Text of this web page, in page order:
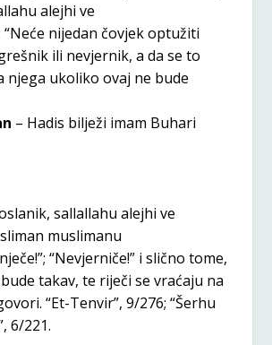
alejhi ve
“Neće nijedan čovjek optužiti
ili nevjernik, a da se to
njega ukoliko ovaj ne bude
– Hadis bilježi imam Buhari
sallallahu alejhi ve
muslimanu
“Nevjerniče!” i slično tome,
takav, te riječi se vraćaju na
“Et-Tenvir”, 9/276; “Šerhu
6/221.